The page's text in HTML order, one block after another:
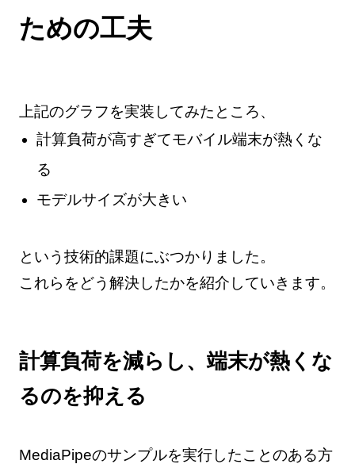
ための工夫
上記のグラフを実装してみたところ、
計算負荷が高すぎてモバイル端末が熱くな
る
モデルサイズが大きい
という技術的課題にぶつかりました。
これらをどう解決したかを紹介していきます。
計算負荷を減らし、端末が熱くな
るのを抑える
MediaPipeのサンプルを実行したことのある方